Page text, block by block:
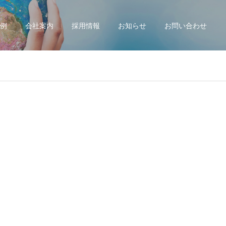
会社案内 採用情報 お知らせ お問い合わせ